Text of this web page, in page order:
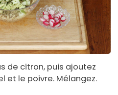
de citron, puis ajoutez
et le poivre. Mélangez.